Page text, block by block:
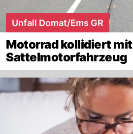
Unfall Domat/Ems GR
Motorrad kollidiert mit
Sattelmotorfahrzeug